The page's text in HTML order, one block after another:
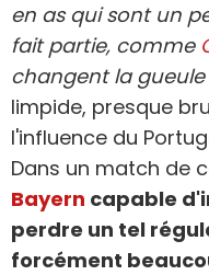
en as qui sont un
fait partie, comme
changent la gueule
limpide, presque
l'influence du
Dans un match de
Bayern capable
perdre un tel
forcément